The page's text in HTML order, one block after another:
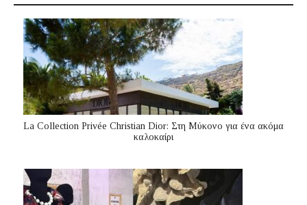
La Collection Privée Christian Dior: Στη Μύκονο για ένα ακόμα
καλοκαίρι